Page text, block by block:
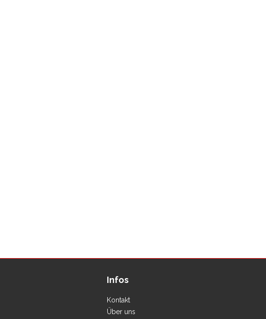
Infos
Kontakt
Über uns